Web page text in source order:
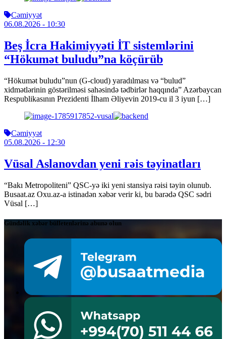
Cəmiyyət
06.08.2026 - 10:30
Beş İcra Hakimiyyəti İT sistemlərini
“Hökumət buludu”na köçürüb
“Hökumət buludu”nun (G-cloud) yaradılması və “bulud”
xidmətlərinin göstərilməsi sahəsində tədbirlər haqqında” Azərbaycan
Respublikasının Prezidenti İlham Əliyevin 2019-cu il 3 iyun […]
Cəmiyyət
05.08.2026 - 12:30
Vüsal Aslanovdan yeni rəis təyinatları
“Bakı Metropoliteni” QSC-yə iki yeni stansiya rəisi təyin olunub.
Busaat.az Oxu.az-a istinadən xəbər verir ki, bu barədə QSC sədri
Vüsal […]
Gündəlik xəbər bülletenlərinə abunə olun